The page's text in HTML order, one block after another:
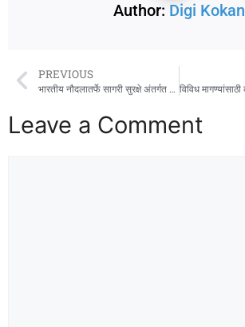
Author: Digi Kokan
PREVIOUS
भारतीय नौदलातर्फे सागरी सुरक्षे अंतर्गत जागृती अभियान
Leave a Comment